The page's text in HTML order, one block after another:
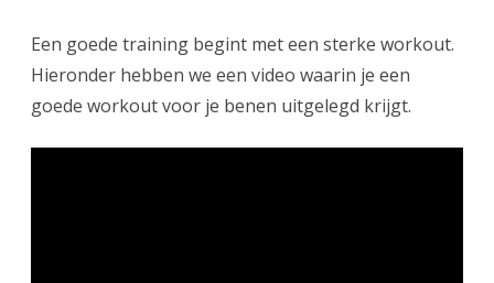
Een goede training begint met een sterke workout.
Hieronder hebben we een video waarin je een
goede workout voor je benen uitgelegd krijgt.